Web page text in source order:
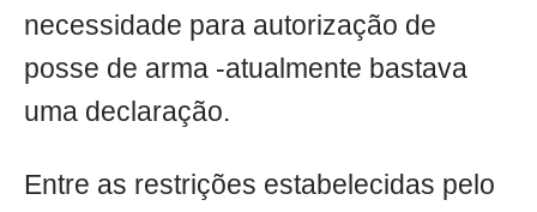
necessidade para autorização de
posse de arma -atualmente bastava
uma declaração.
Entre as restrições estabelecidas pelo